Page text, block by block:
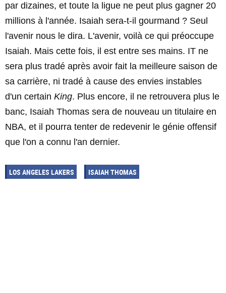
par dizaines, et toute la ligue ne peut plus gagner 20
millions à l'année. Isaiah sera-t-il gourmand ? Seul
l'avenir nous le dira. L'avenir, voilà ce qui préoccupe
Isaiah. Mais cette fois, il est entre ses mains. IT ne
sera plus tradé après avoir fait la meilleure saison de
sa carrière, ni tradé à cause des envies instables
d'un certain King. Plus encore, il ne retrouvera plus le
banc, Isaiah Thomas sera de nouveau un titulaire en
NBA, et il pourra tenter de redevenir le génie offensif
que l'on a connu l'an dernier.
LOS ANGELES LAKERS ISAIAH THOMAS